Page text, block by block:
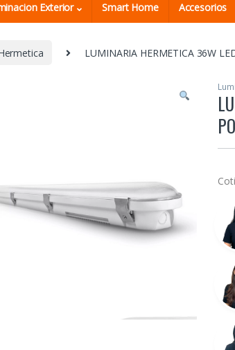
Exterior Smart Home Accesorios
LUMINARIA HERMETICA 36W